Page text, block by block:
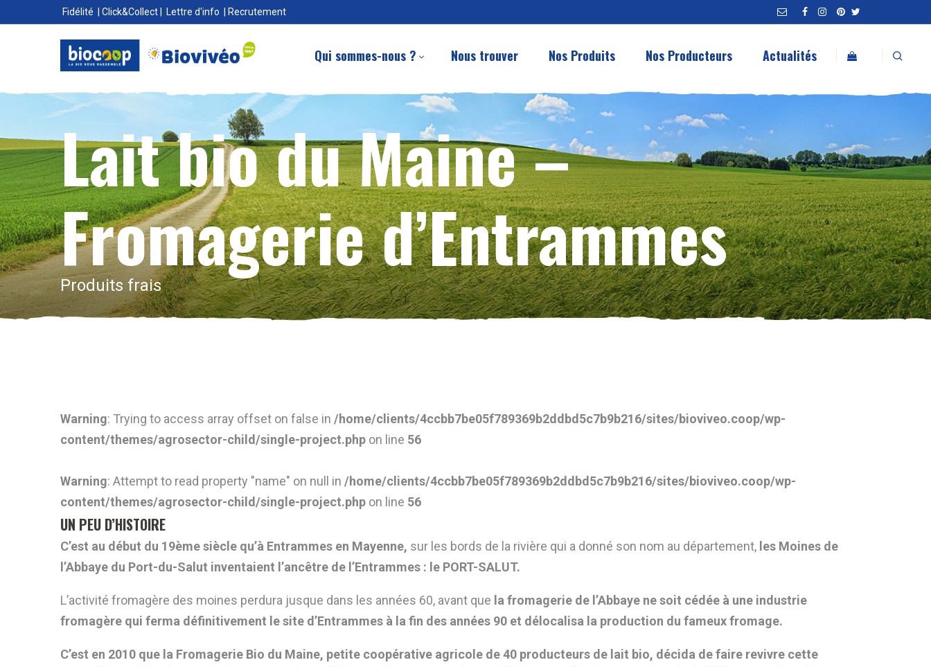
Fidélité | Click&Collect| Lettre d'info | Recrutement
Qui sommes-nous ? Nous trouver Nos Produits Nos Producteurs Actualités
Lait bio du Maine –
Fromagerie d’Entrammes
Produits frais
Warning: Trying to access array offset on false in /home/clients/4ccbb7be05f789369b2ddbd5c7b9b216/sites/bioviveo.coop/wp-
content/themes/agrosector-child/single-project.php on line 56
Warning: Attempt to read property "name" on null in /home/clients/4ccbb7be05f789369b2ddbd5c7b9b216/sites/bioviveo.coop/wp-
content/themes/agrosector-child/single-project.php on line 56
UN PEU D’HISTOIRE
C’est au début du 19ème siècle qu’à Entrammes en Mayenne, sur les bords de la rivière qui a donné son nom au département, les Moines de
l’Abbaye du Port-du-Salut inventaient l’ancêtre de l’Entrammes : le PORT-SALUT.
L’activité fromagère des moines perdura jusque dans les années 60, avant que la fromagerie de l’Abbaye ne soit cédée à une industrie
fromagère qui ferma définitivement le site d’Entrammes à la fin des années 90 et délocalisa la production du fameux fromage.
C’est en 2010 que la Fromagerie Bio du Maine, petite coopérative agricole de 40 producteurs de lait bio, décida de faire revivre cette